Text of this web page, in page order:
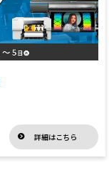
詳細はこちら